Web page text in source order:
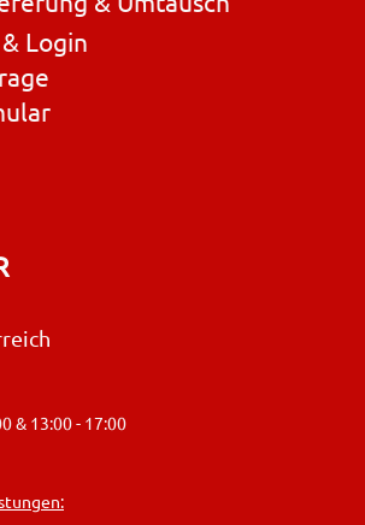
Login
& 13:00 - 17:00